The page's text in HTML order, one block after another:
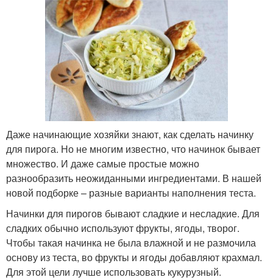
Даже начинающие хозяйки знают, как сделать начинку
для пирога. Но не многим известно, что начинок бывает
множество. И даже самые простые можно
разнообразить неожиданными ингредиентами. В нашей
новой подборке – разные варианты наполнения теста.
Начинки для пирогов бывают сладкие и несладкие. Для
сладких обычно используют фрукты, ягоды, творог.
Чтобы такая начинка не была влажной и не размочила
основу из теста, во фрукты и ягоды добавляют крахмал.
Для этой цели лучше использовать кукурузный.